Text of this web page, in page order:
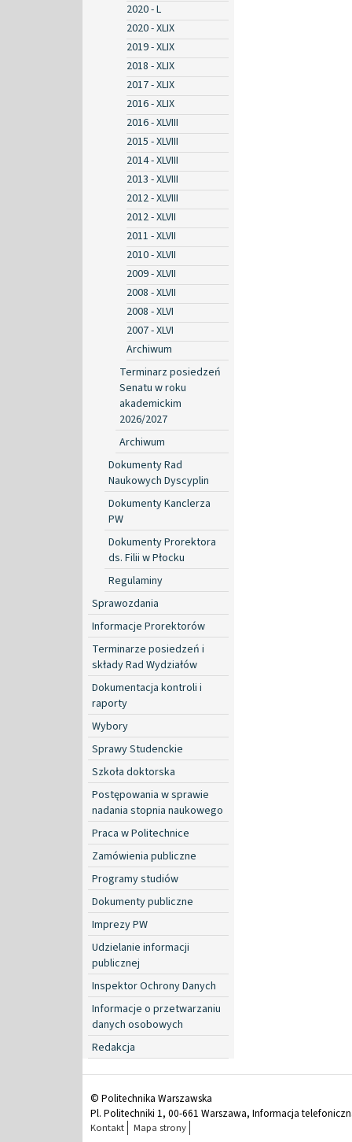
2020 - L
2020 - XLIX
2019 - XLIX
2018 - XLIX
2017 - XLIX
2016 - XLIX
2016 - XLVIII
2015 - XLVIII
2014 - XLVIII
2013 - XLVIII
2012 - XLVIII
2012 - XLVII
2011 - XLVII
2010 - XLVII
2009 - XLVII
2008 - XLVII
2008 - XLVI
2007 - XLVI
Archiwum
Terminarz posiedzeń
Senatu w roku
akademickim
2026/2027
Archiwum
Dokumenty Rad
Naukowych Dyscyplin
Dokumenty Kanclerza
PW
Dokumenty Prorektora
ds. Filii w Płocku
Regulaminy
Sprawozdania
Informacje Prorektorów
Terminarze posiedzeń i
składy Rad Wydziałów
Dokumentacja kontroli i
raporty
Wybory
Sprawy Studenckie
Szkoła doktorska
Postępowania w sprawie
nadania stopnia naukowego
Praca w Politechnice
Zamówienia publiczne
Programy studiów
Dokumenty publiczne
Imprezy PW
Udzielanie informacji
publicznej
Inspektor Ochrony Danych
Informacje o przetwarzaniu
danych osobowych
Redakcja
© Politechnika Warszawska
Pl. Politechniki 1, 00-661 Warszawa, Informacja
Kontakt Mapa strony